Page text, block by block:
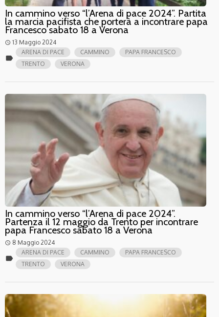
In cammino verso “l’Arena di pace 2024”. Partita
la marcia pacifista che porterà a incontrare papa
Francesco sabato 18 a Verona
access_time 13 Maggio 2024
label
ARENA DI PACE CAMMINO
PAPA FRANCESCO
TRENTO
VERONA
In cammino verso “l’Arena di pace 2024”.
Partenza il 12 maggio da Trento per incontrare
papa Francesco sabato 18 a Verona
access_time 8 Maggio 2024
label
ARENA DI PACE CAMMINO
PAPA FRANCESCO
TRENTO
VERONA